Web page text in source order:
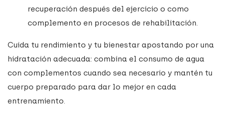
recuperación después del ejercicio o como
complemento en procesos de rehabilitación.
Cuida tu rendimiento y tu bienestar apostando por una
hidratación adecuada: combina el consumo de agua
con complementos cuando sea necesario y mantén tu
cuerpo preparado para dar lo mejor en cada
entrenamiento.